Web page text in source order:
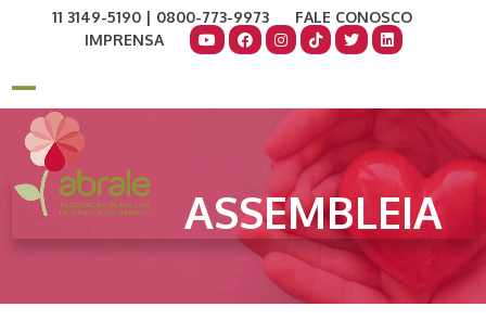
11 3149-5190 | 0800-773-9973
FALE CONOSCO
IMPRENSA
Open
mobile
menu
Close
mobile
menu
ASSEMBLEIA